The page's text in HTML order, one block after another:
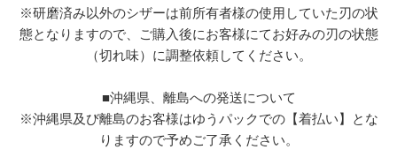
※研磨済み以外のシザーは前所有者様の使用していた刃の状
態となりますので、ご購入後にお客様にてお好みの刃の状態
（切れ味）に調整依頼してください。
■沖縄県、離島への発送について
※沖縄県及び離島のお客様はゆうパックでの【着払い】とな
りますので予めご了承ください。